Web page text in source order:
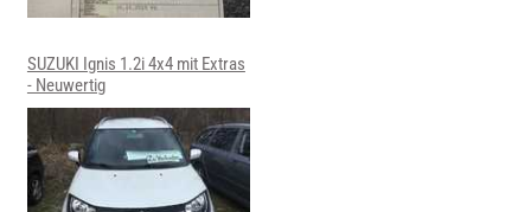
SUZUKI Ignis 1.2i 4x4 mit Extras
- Neuwertig